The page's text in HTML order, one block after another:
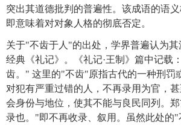
突出其道德批判的普遍性。该成语的语义
即意味着对对象人格的彻底否定。
关于"不齿于人"的出处，学界普遍认为
经典《礼记》。《礼记·王制》篇中记载
齿。" 这里的"不齿"原指古代的一种刑罚
对犯有严重过错的人，不再录用为官，
会身份与地位，使其不能与良民同列。
录也。"即不再收录、叙用。虽然此处的